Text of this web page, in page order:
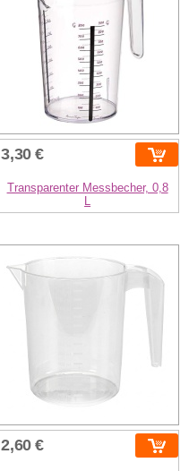
3,30 €
Transparenter Messbecher, 0,8
L
2,60 €